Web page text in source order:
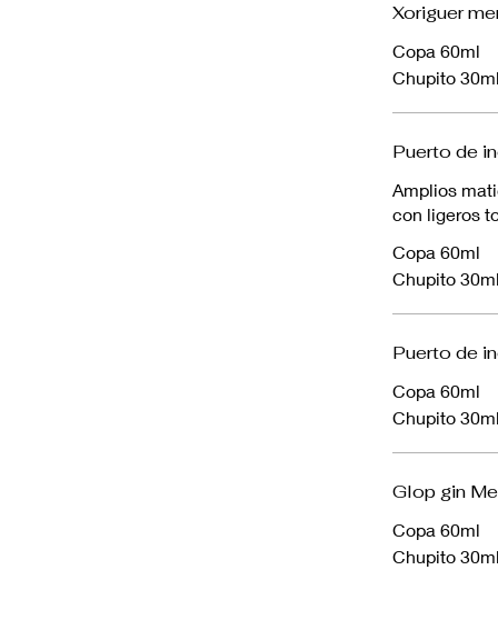
Xoriguer
Copa 60ml
Chupito
Puerto de
Amplios
con ligeros
Copa 60ml
Chupito
Puerto de
Copa 60ml
Chupito
Glop gin
Copa 60ml
Chupito